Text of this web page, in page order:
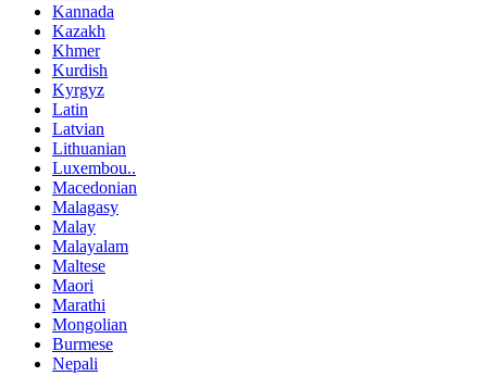
Kannada
Kazakh
Khmer
Kurdish
Kyrgyz
Latin
Latvian
Lithuanian
Luxembou..
Macedonian
Malagasy
Malay
Malayalam
Maltese
Maori
Marathi
Mongolian
Burmese
Nepali